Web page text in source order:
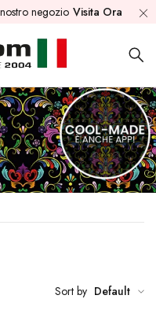
negozio Visita Ora
Sort by Default